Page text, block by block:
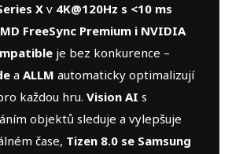
X v 4K@120Hz s <10 ms
FreeSync Premium i NVIDIA
je bez konkurence –
a ALLM automaticky optimalizují
každou hru. Vision AI s
objektů sleduje a vylepšuje
čase, Tizen 8.0 se Samsung